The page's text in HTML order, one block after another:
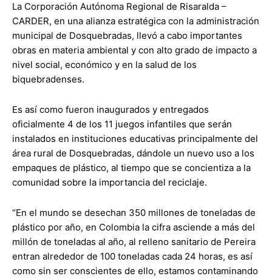
La Corporación Autónoma Regional de Risaralda –
CARDER, en una alianza estratégica con la administración
municipal de Dosquebradas, llevó a cabo importantes
obras en materia ambiental y con alto grado de impacto a
nivel social, económico y en la salud de los
biquebradenses.
Es así como fueron inaugurados y entregados
oficialmente 4 de los 11 juegos infantiles que serán
instalados en instituciones educativas principalmente del
área rural de Dosquebradas, dándole un nuevo uso a los
empaques de plástico, al tiempo que se concientiza a la
comunidad sobre la importancia del reciclaje.
“En el mundo se desechan 350 millones de toneladas de
plástico por año, en Colombia la cifra asciende a más del
millón de toneladas al año, al relleno sanitario de Pereira
entran alrededor de 100 toneladas cada 24 horas, es así
como sin ser conscientes de ello, estamos contaminando